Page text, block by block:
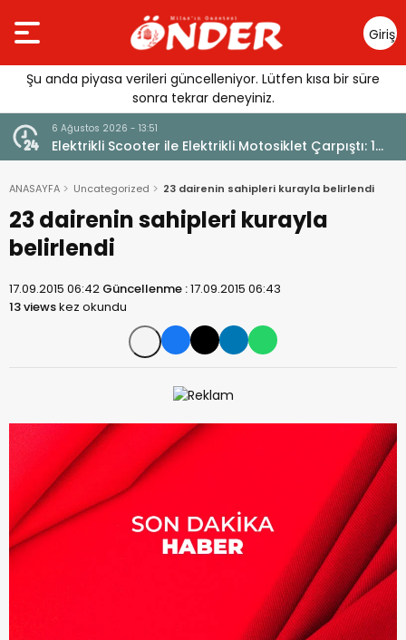
Giriş
Yap
Şu anda piyasa verileri güncelleniyor. Lütfen kısa bir süre
sonra tekrar deneyiniz.
6 Ağustos 2026 - 13:51
Elektrikli Scooter ile Elektrikli Motosiklet Çarpıştı: 1
Yaralı
ANASAYFA Uncategorized 23 dairenin sahipleri kurayla belirlendi
23 dairenin sahipleri kurayla
belirlendi
17.09.2015 06:42 Güncellenme :17.09.2015 06:43
13 viewskez okundu